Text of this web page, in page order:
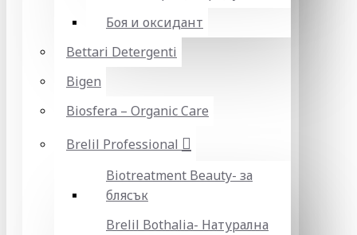
Боя и оксидант
Bettari Detergenti
Bigen
Biosfera – Organic Care
Brelil Professional
Biotreatment Beauty- за
блясък
Brelil Bothalia- Натурална